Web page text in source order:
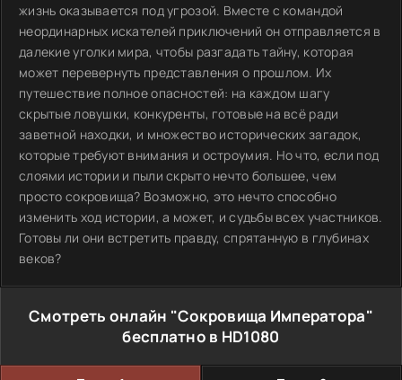
жизнь оказывается под угрозой. Вместе с командой
неординарных искателей приключений он отправляется в
далекие уголки мира, чтобы разгадать тайну, которая
может перевернуть представления о прошлом. Их
путешествие полное опасностей: на каждом шагу
скрытые ловушки, конкуренты, готовые на всё ради
заветной находки, и множество исторических загадок,
которые требуют внимания и остроумия. Но что, если под
слоями истории и пыли скрыто нечто большее, чем
просто сокровища? Возможно, это нечто способно
изменить ход истории, а может, и судьбы всех участников.
Готовы ли они встретить правду, спрятанную в глубинах
веков?
Смотреть онлайн "Сокровища Императора"
бесплатно в HD1080